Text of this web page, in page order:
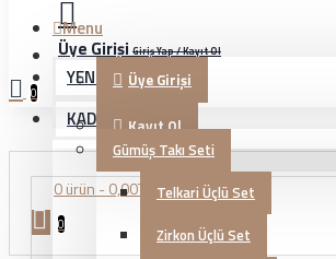
Üye Girişi Giriş Yap / Kayıt Ol
Üye Girişi
Kayıt Ol
0 ürün - 0,00TL
0
Menu
YENİ GELENLER
KADIN TAKI
Gümüş Takı Seti
Telkari Üçlü Set
Zirkon Üçlü Set
0